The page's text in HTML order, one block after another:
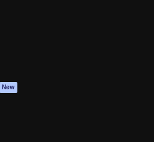
New